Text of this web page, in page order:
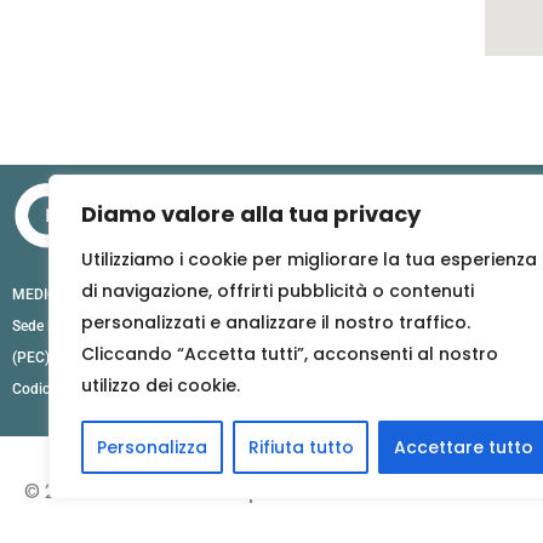
Diamo valore alla tua privacy
Utilizziamo i cookie per migliorare la tua esperienza
di navigazione, offrirti pubblicità o contenuti
personalizzati e analizzare il nostro traffico.
Cliccando “Accetta tutti”, acconsenti al nostro
utilizzo dei cookie.
Personalizza Rifiuta tutto Accettare tutto
MEDICO TRAUMATOLOGICA S.T.P. S.R.L.
Sede legale: Via Edmondo De Amicis 55, 10093 Collegno (TO)
(PEC) : medicotraumatologicastpsrl@pec.it
Codice fiscale e n. iscrizione Registro Imprese: 13125380017
© 2026